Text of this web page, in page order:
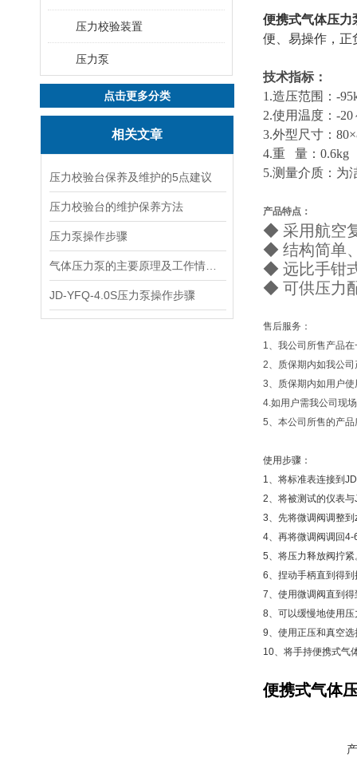
压力校验装置
压力泵
点击更多分类
相关文章
压力校验台保养及维护的5点建议
压力校验台的维护保养方法
压力泵操作步骤
JD-YFQ-4.0S压力泵操作步骤
便携式气体压力
便、易操作，正
技术指标：
1.造压范围：-
2.使用温度：-
3.外型尺寸：
4.重 量：0.6kg
5.测量介质：为
产品特点：
◆ 采用航空
◆ 结构简单
◆ 远比手钳
◆ 可供压力
售后服务：
1、我公司所售产品
2、质保期内如我公
3、质保期内如用户
4.如用户需我公司现
5、本公司所售的产
使用步骤：
1、将标准表连接到
2、将被测试的仪表
3、先将微调阀调整
4、再将微调阀调回4-
5、将压力释放阀拧紧
6、捏动手柄直到得
7、使用微调阀直到
8、可以缓慢地使用
9、使用正压和真空
10、将手持便携式气
便携式气体